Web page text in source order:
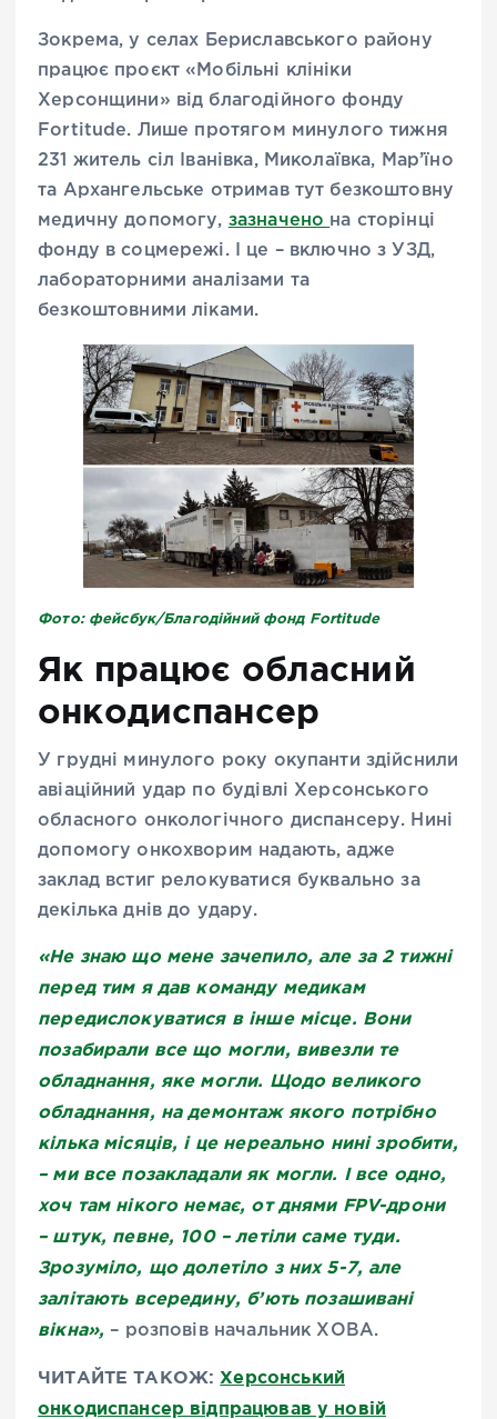
Зокрема, у селах Бериславського району
працює проєкт «Мобільні клініки
Херсонщини» від благодійного фонду
Fortitude. Лише протягом минулого тижня
231 житель сіл Іванівка, Миколаївка, Мар’їно
та Архангельське отримав тут безкоштовну
медичну допомогу, зазначено на сторінці
фонду в соцмережі. І це – включно з УЗД,
лабораторними аналізами та
безкоштовними ліками.
Фото: фейсбук/Благодійний фонд Fortitude
Як працює обласний
онкодиспансер
У грудні минулого року окупанти здійснили
авіаційний удар по будівлі Херсонського
обласного онкологічного диспансеру. Нині
допомогу онкохворим надають, адже
заклад встиг релокуватися буквально за
декілька днів до удару.
«Не знаю що мене зачепило, але за 2 тижні
перед тим я дав команду медикам
передислокуватися в інше місце. Вони
позабирали все що могли, вивезли те
обладнання, яке могли. Щодо великого
обладнання, на демонтаж якого потрібно
кілька місяців, і це нереально нині зробити,
– ми все позакладали як могли. І все одно,
хоч там нікого немає, от днями FPV-дрони
– штук, певне, 100 – летіли саме туди.
Зрозуміло, що долетіло з них 5-7, але
залітають всередину, б’ють позашивані
вікна», – розповів начальник ХОВА.
ЧИТАЙТЕ ТАКОЖ: Херсонський
онкодиспансер відпрацював у новій